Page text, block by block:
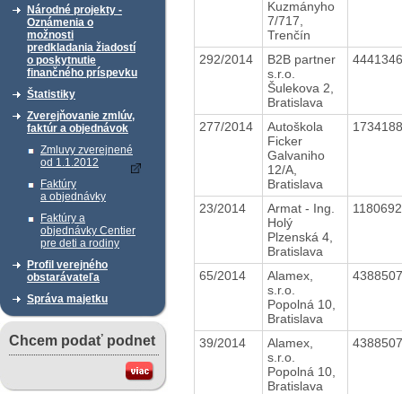
Národné projekty -
Oznámenia o
možnosti
predkladania žiadostí
o poskytnutie
finančného príspevku
Štatistiky
Zverejňovanie zmlúv,
faktúr a objednávok
Zmluvy zverejnené
od 1.1.2012
Faktúry
a objednávky
Faktúry a
objednávky Centier
pre deti a rodiny
Profil verejného
obstarávateľa
Správa majetku
Chcem podať podnet
Kuzmányho
7/717,
Trenčín
292/2014
B2B partner
s.r.o.
Šulekova 2,
Bratislava
277/2014
Autoškola
Ficker
Galvaniho
12/A,
Bratislava
23/2014
Armat - Ing.
Holý
Plzenská 4,
Bratislava
65/2014
Alamex,
s.r.o.
Popolná 10,
Bratislava
39/2014
Alamex,
s.r.o.
Popolná 10,
Bratislava